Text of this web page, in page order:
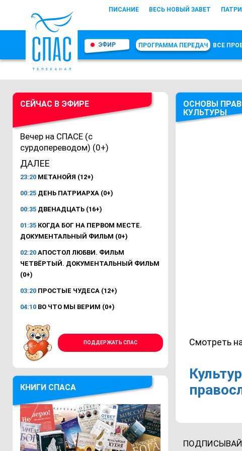
ПИСАНИЕ ВЕСЬ НОВЫЙ ЗАВЕТ
ЭФИР ПРОГРАММА ПЕРЕДАЧ ВСЕ
СЕЙЧАС В ЭФИРЕ
Вечер на СПАСЕ (с
сурдопереводом) (0+)
ДАЛЕЕ
23:20 МЕТАНОЙЯ (12+)
00:25 ДЕНЬ ПАТРИАРХА (0+)
00:35 ДВЕНАДЦАТЬ (16+)
01:35 КОГДА БОГ НА ПЕРВОМ МЕСТЕ.
ДОКУМЕНТАЛЬНЫЙ ФИЛЬМ (0+)
02:20 АПОСТОЛ ЛЮБВИ. ФИЛЬМ
ЧЕТВЁРТЫЙ. ДОКУМЕНТАЛЬНЫЙ ФИЛЬМ
(0+)
03:20 ПРОСТЫЕ ЧУДЕСА (12+)
04:10 ВО ЧТО МЫ ВЕРИМ (0+)
ПОДДЕРЖАТЬ СПАС
КНИГИ СПАСА
ОСНОВЫ
КУЛЬТУРЫ
Смотреть